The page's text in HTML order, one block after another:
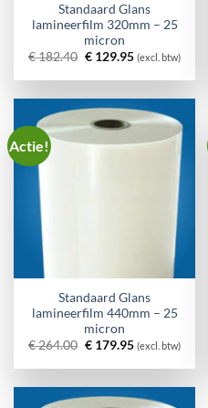
Standaard Glans
lamineerfilm 320mm – 25
micron
€182.40 Oorspronkelijke
was:
€129.95Huidige
prijs
is:
(excl. btw)
Actie!
Standaard Glans
lamineerfilm 440mm – 25
micron
€264.00 Oorspronkelijke
was:
€179.95Huidige
prijs
is:
(excl. btw)